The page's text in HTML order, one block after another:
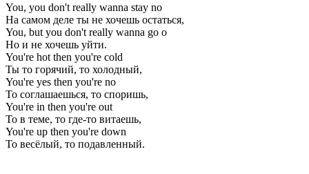
You, you don't really wanna stay no
На самом деле ты не хочешь остаться,
You, but you don't really wanna go o
Но и не хочешь уйти.
You're hot then you're cold
Ты то горячий, то холодный,
You're yes then you're no
То соглашаешься, то споришь,
You're in then you're out
То в теме, то где-то витаешь,
You're up then you're down
То весёлый, то подавленный.